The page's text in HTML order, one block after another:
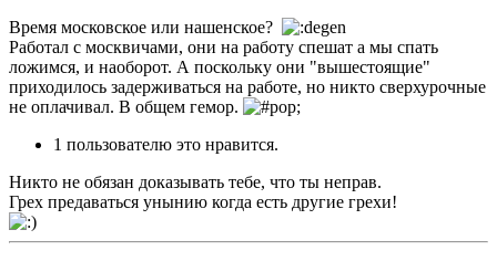
Время московское или нашенское?
Работал с москвичами, они на работу спешат а мы спать
ложимся, и наоборот. А поскольку они "вышестоящие"
приходилось задерживаться на работе, но никто сверхурочные
не оплачивал. В общем гемор.
1 пользователю это нравится.
Никто не обязан доказывать тебе, что ты неправ.
Грех предаваться унынию когда есть другие грехи!